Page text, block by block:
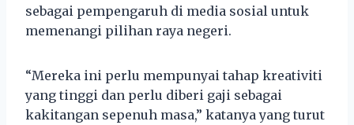
sebagai pempengaruh di media sosial untuk
memenangi pilihan raya negeri.
“Mereka ini perlu mempunyai tahap kreativiti
yang tinggi dan perlu diberi gaji sebagai
kakitangan sepenuh masa,” katanya yang turut